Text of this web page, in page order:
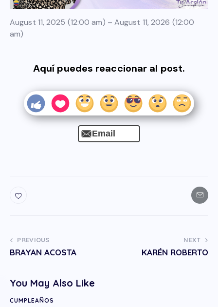
August 11, 2025 (12:00 am) – August 11, 2026 (12:00
am)
Aquí puedes reaccionar al post.
Email
PREVIOUS
BRAYAN ACOSTA
NEXT
KARÉN ROBERTO
You May Also Like
CUMPLEAÑOS